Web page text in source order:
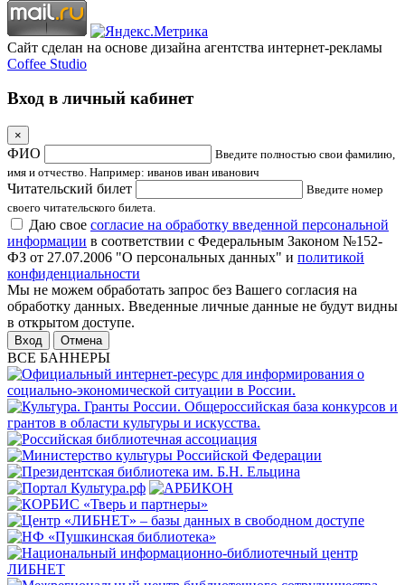
Сайт сделан на основе дизайна агентства интернет-рекламы
Coffee Studio
Вход в личный кабинет
×
ФИО
Введите полностью свои фамилию,
имя и отчество. Например: иванов иван иванович
Читательский билет
Введите номер
своего читательского билета.
Даю свое согласие на обработку введенной персональной
информации в соответствии с Федеральным Законом №152-
ФЗ от 27.07.2006 "О персональных данных" и политикой
конфиденциальности
Мы не можем обработать запрос без Вашего согласия на
обработку данных. Введенные личные данные не будут видны
в открытом доступе.
Отмена
ВСЕ БАННЕРЫ